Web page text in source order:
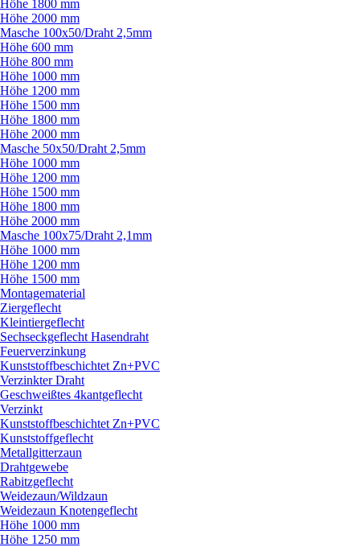
Höhe 1800 mm
Höhe 2000 mm
Masche 100x50/Draht 2,5mm
Höhe 600 mm
Höhe 800 mm
Höhe 1000 mm
Höhe 1200 mm
Höhe 1500 mm
Höhe 1800 mm
Höhe 2000 mm
Masche 50x50/Draht 2,5mm
Höhe 1000 mm
Höhe 1200 mm
Höhe 1500 mm
Höhe 1800 mm
Höhe 2000 mm
Masche 100x75/Draht 2,1mm
Höhe 1000 mm
Höhe 1200 mm
Höhe 1500 mm
Montagematerial
Ziergeflecht
Kleintiergeflecht
Sechseckgeflecht Hasendraht
Feuerverzinkung
Kunststoffbeschichtet Zn+PVC
Verzinkter Draht
Geschweißtes 4kantgeflecht
Verzinkt
Kunststoffbeschichtet Zn+PVC
Kunststoffgeflecht
Metallgitterzaun
Drahtgewebe
Rabitzgeflecht
Weidezaun/Wildzaun
Weidezaun Knotengeflecht
Höhe 1000 mm
Höhe 1250 mm